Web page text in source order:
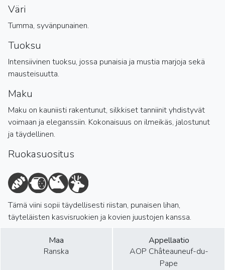
Väri
Tumma, syvänpunainen.
Tuoksu
Intensiivinen tuoksu, jossa punaisia ja mustia marjoja sekä
mausteisuutta.
Maku
Maku on kauniisti rakentunut, silkkiset tanniinit yhdistyvät
voimaan ja eleganssiin. Kokonaisuus on ilmeikäs, jalostunut
ja täydellinen.
Ruokasuositus
Tämä viini sopii täydellisesti riistan, punaisen lihan,
täyteläisten kasvisruokien ja kovien juustojen kanssa.
Maa
Ranska
Appellaatio
AOP Châteauneuf-du-
Pape